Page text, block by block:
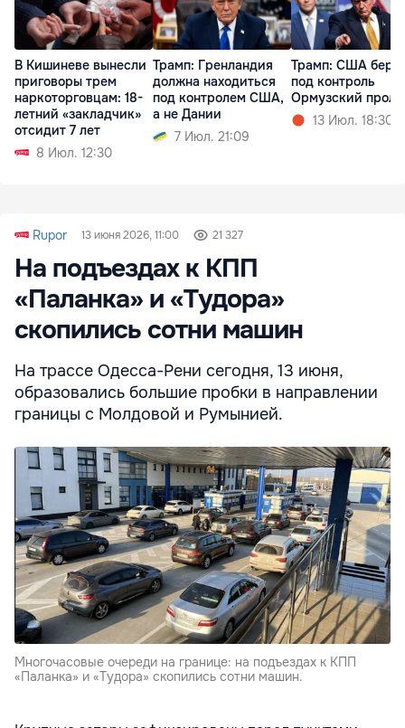
В Кишиневе вынесли
приговоры трем
наркоторговцам: 18-
летний «закладчик»
отсидит 7 лет
8 Июл. 12:30
Трамп: Гренландия
должна находиться
под контролем США,
а не Дании
7 Июл. 21:09
Трамп: США
под контроль
Ормузский
13 Июл. 18:30
Rupor 13 июня 2026, 11:00 21 327
На подъездах к КПП
«Паланка» и «Тудора»
скопились сотни машин
На трассе Одесса-Рени сегодня, 13 июня,
образовались большие пробки в направлении
границы с Молдовой и Румынией.
Многочасовые очереди на границе: на подъездах к КПП
«Паланка» и «Тудора» скопились сотни машин.